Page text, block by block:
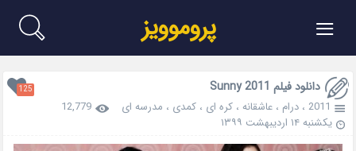
≡ پروموویز
دانلود فیلم Sunny 2011 125
2011 ،درام ،عاشقانه ،کره ای ،کمدی ، مدرسه ای
12,779
یکشنبه ۱۴ اردیبهشت ۱۳۹۹